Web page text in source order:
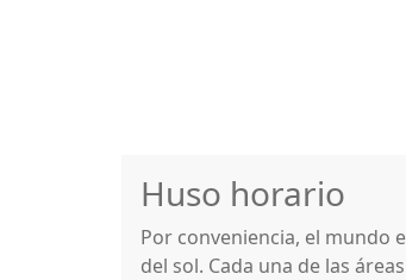
Huso horario
Por conveniencia, el mundo
del sol. Cada una de las